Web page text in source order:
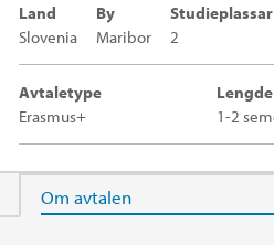
Land
Slovenia
By
Maribor
Studieplassar
2
Avtaletype
Erasmus+
1-2
Hovedinnhold